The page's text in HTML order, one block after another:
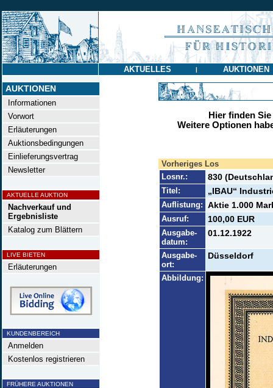
AKTUELLES | AUKTIONEN
AUKTIONEN
Informationen
Vorwort
Erläuterungen
Auktionsbedingungen
Einlieferungsvertrag
Newsletter
AKTUELLE AUKTION
Nachverkauf und
Ergebnisliste
Katalog zum Blättern
LIVE BIETEN
Erläuterungen
KUNDENBEREICH
Anmelden
Kostenlos registrieren
FRÜHERE AUKTIONEN
Hier finden
Weitere Optionen
Vorheriges Los
Losnr.:
830
Titel: „IBAU“
Auflistung: Aktie 1.000
Ausruf: 100,00 EUR
Ausgabe-
datum:
01.12.1922
Ausgabe-
ort:
Düsseldorf
Abbildung: